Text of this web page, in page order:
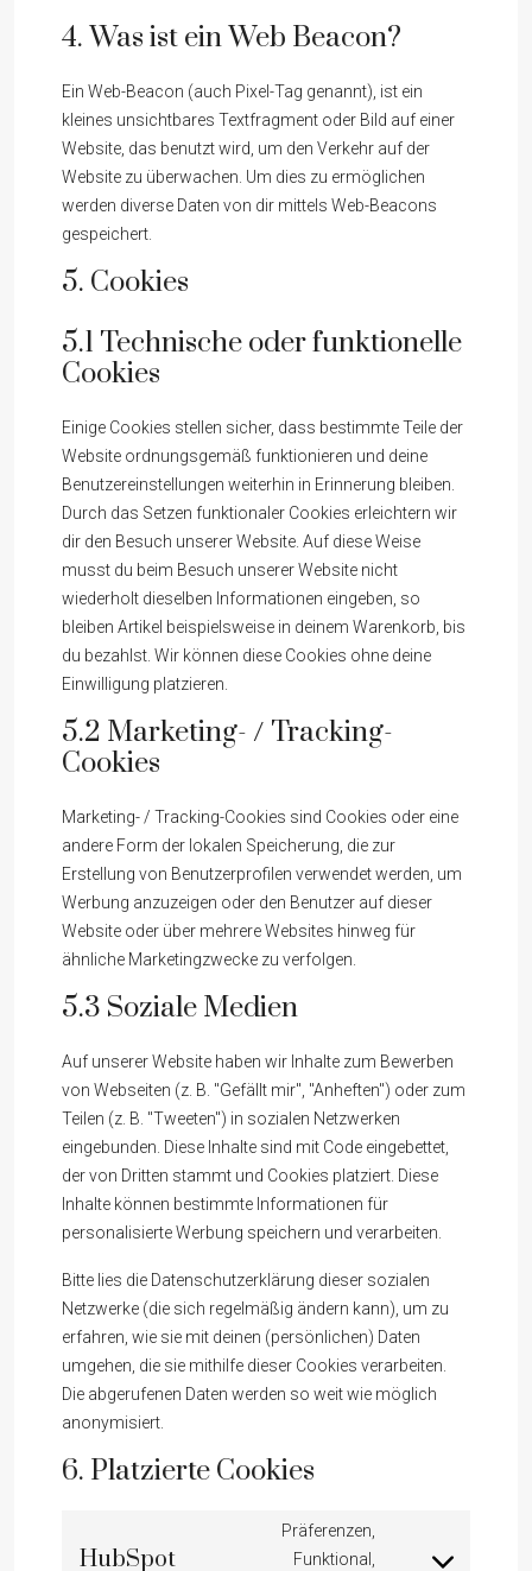
4. Was ist ein Web Beacon?
Ein Web-Beacon (auch Pixel-Tag genannt), ist ein
kleines unsichtbares Textfragment oder Bild auf einer
Website, das benutzt wird, um den Verkehr auf der
Website zu überwachen. Um dies zu ermöglichen
werden diverse Daten von dir mittels Web-Beacons
gespeichert.
5. Cookies
5.1 Technische oder funktionelle
Cookies
Einige Cookies stellen sicher, dass bestimmte Teile der
Website ordnungsgemäß funktionieren und deine
Benutzereinstellungen weiterhin in Erinnerung bleiben.
Durch das Setzen funktionaler Cookies erleichtern wir
dir den Besuch unserer Website. Auf diese Weise
musst du beim Besuch unserer Website nicht
wiederholt dieselben Informationen eingeben, so
bleiben Artikel beispielsweise in deinem Warenkorb, bis
du bezahlst. Wir können diese Cookies ohne deine
Einwilligung platzieren.
5.2 Marketing- / Tracking-
Cookies
Marketing- / Tracking-Cookies sind Cookies oder eine
andere Form der lokalen Speicherung, die zur
Erstellung von Benutzerprofilen verwendet werden, um
Werbung anzuzeigen oder den Benutzer auf dieser
Website oder über mehrere Websites hinweg für
ähnliche Marketingzwecke zu verfolgen.
5.3 Soziale Medien
Auf unserer Website haben wir Inhalte zum Bewerben
von Webseiten (z. B. "Gefällt mir", "Anheften") oder zum
Teilen (z. B. "Tweeten") in sozialen Netzwerken
eingebunden. Diese Inhalte sind mit Code eingebettet,
der von Dritten stammt und Cookies platziert. Diese
Inhalte können bestimmte Informationen für
personalisierte Werbung speichern und verarbeiten.
Bitte lies die Datenschutzerklärung dieser sozialen
Netzwerke (die sich regelmäßig ändern kann), um zu
erfahren, wie sie mit deinen (persönlichen) Daten
umgehen, die sie mithilfe dieser Cookies verarbeiten.
Die abgerufenen Daten werden so weit wie möglich
anonymisiert.
6. Platzierte Cookies
HubSpot
Präferenzen,
Funktional,